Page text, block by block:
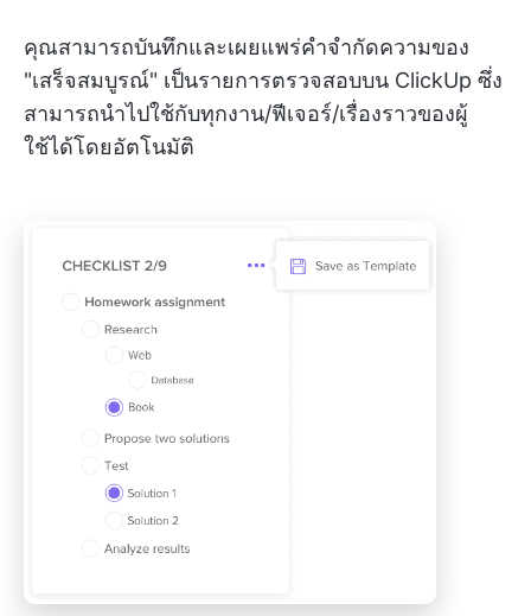
คุณสามารถบันทึกและเผยแพร่คำจำกัดความของ
"เสร็จสมบูรณ์" เป็นรายการตรวจสอบบน ClickUp ซึ่ง
สามารถนำไปใช้กับทุกงาน/ฟีเจอร์/เรื่องราวของผู้
ใช้ได้โดยอัตโนมัติ